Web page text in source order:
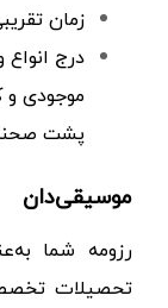
زمان
درج
موجودی و
پشت
موسیقی‌دان
رزومه شما
تحصیلات